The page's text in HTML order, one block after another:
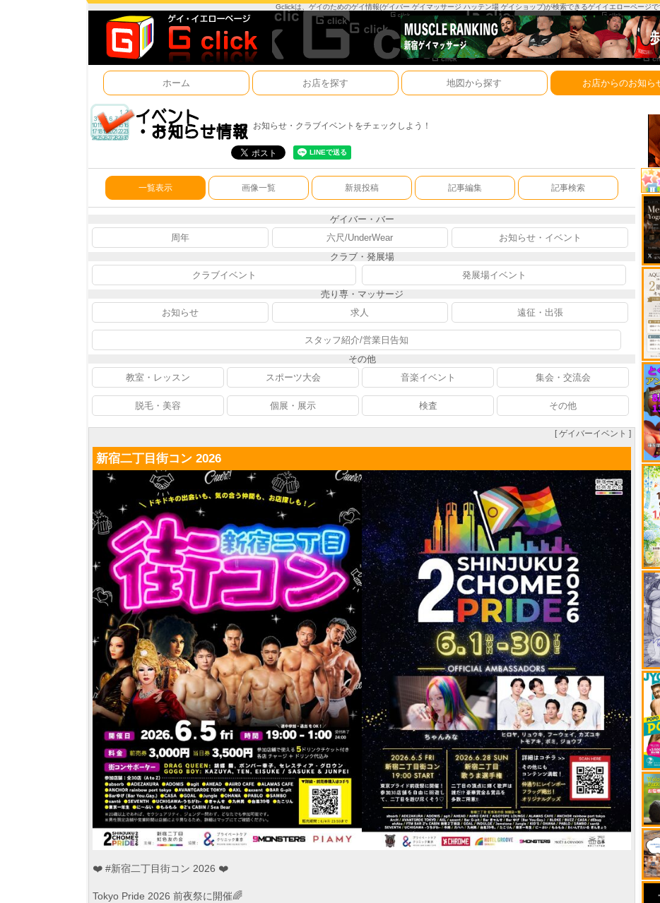
Gclickは、ゲイのためのゲイ情報(ゲイバー ゲイマッサージ ハッテン場 ゲイショップ)が検索できるゲイイエローページで
ホーム お店を探す 地図から探す お店からのお知ら
お知らせ・クラブイベントをチェックしよう！
一覧表示 画像一覧 新規投稿 記事編集 記事検索
ゲイバー・バー
周年
六尺/UnderWear
お知らせ・イベント
クラブ・発展場
クラブイベント
発展場イベント
売り専・マッサージ
お知らせ
求人 遠征・出張
スタッフ紹介/営業日告知
その他
教室・レッスン
スポーツ大会 音楽イベント 集会・交流会
脱毛・美容 個展・展示 検査 その他
[ ゲイバーイベント ]
新宿二丁目街コン 2026
❤️ #新宿二丁目街コン 2026 ❤️
Tokyo Pride 2026 前夜祭に開催🌈